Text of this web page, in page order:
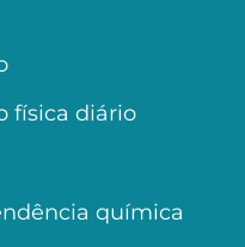
física diário
química